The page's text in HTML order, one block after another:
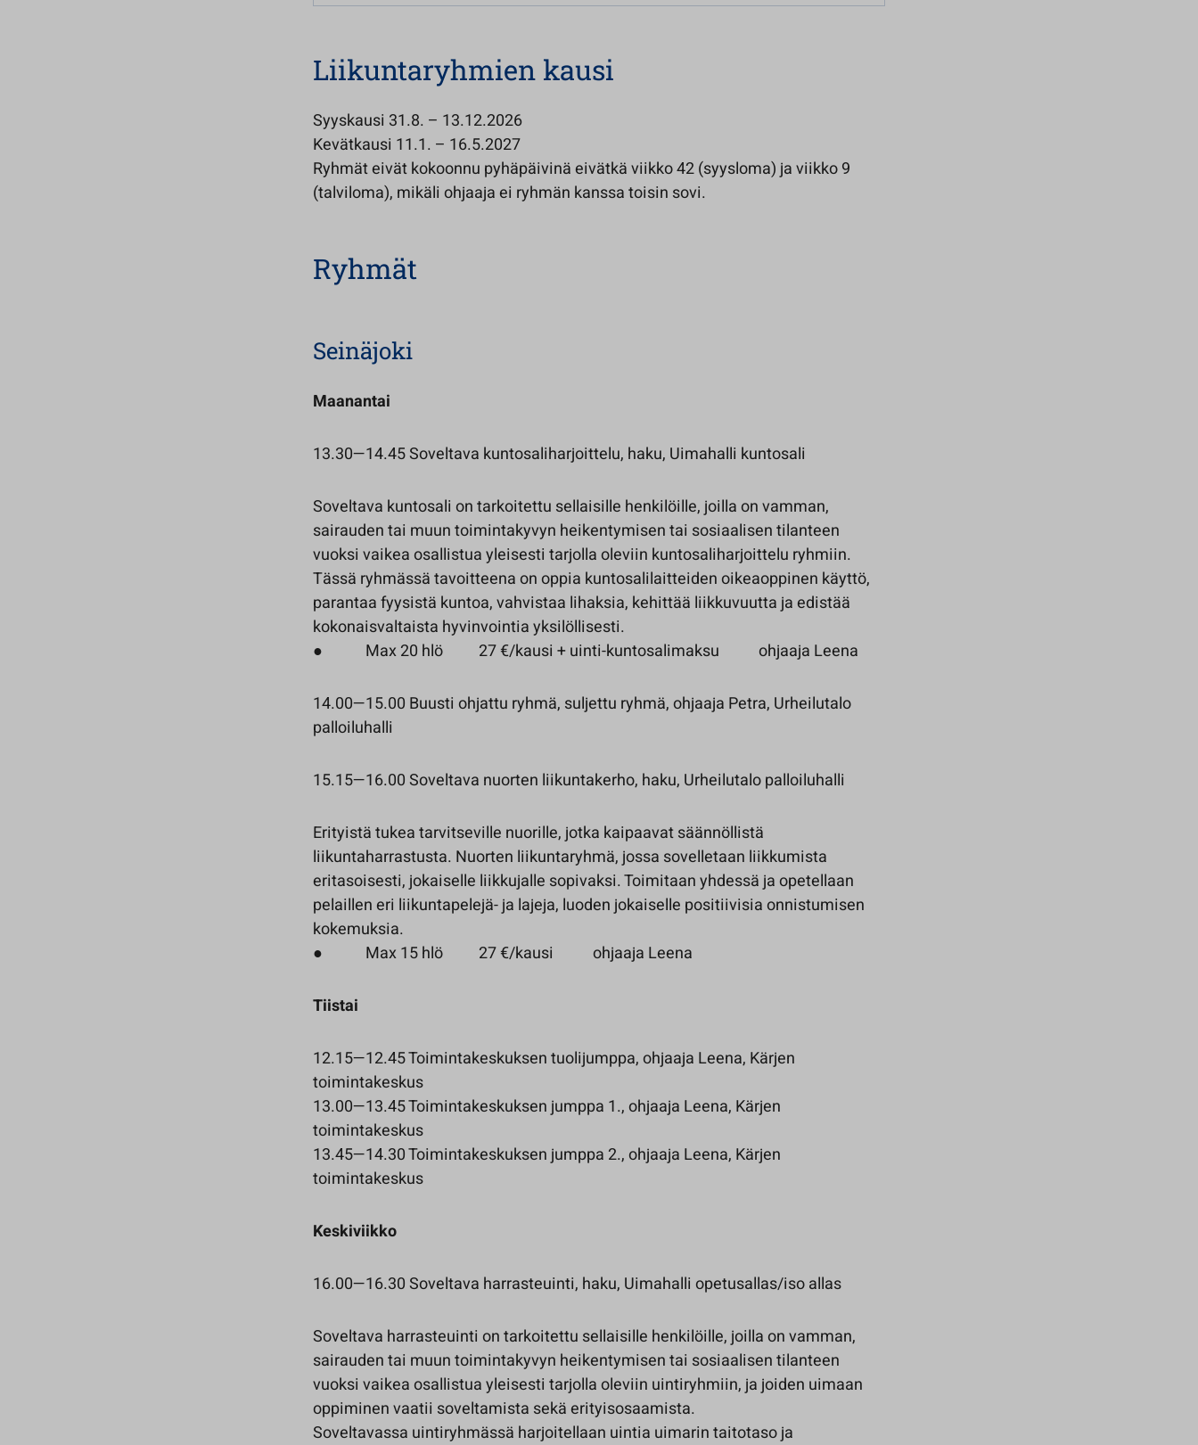
Liikuntaryhmien kausi
Syyskausi 31.8. – 13.12.2026
Kevätkausi 11.1. – 16.5.2027
Ryhmät eivät kokoonnu pyhäpäivinä eivätkä viikko 42 (syysloma) ja viikko 9
(talviloma), mikäli ohjaaja ei ryhmän kanssa toisin sovi.
Ryhmät
Seinäjoki
Maanantai
13.30—14.45 Soveltava kuntosaliharjoittelu, haku, Uimahalli kuntosali
Soveltava kuntosali on tarkoitettu sellaisille henkilöille, joilla on vamman,
sairauden tai muun toimintakyvyn heikentymisen tai sosiaalisen tilanteen
vuoksi vaikea osallistua yleisesti tarjolla oleviin kuntosaliharjoittelu ryhmiin.
Tässä ryhmässä tavoitteena on oppia kuntosalilaitteiden oikeaoppinen käyttö,
parantaa fyysistä kuntoa, vahvistaa lihaksia, kehittää liikkuvuutta ja edistää
kokonaisvaltaista hyvinvointia yksilöllisesti.
● Max 20 hlö 27 €/kausi + uinti-kuntosalimaksu ohjaaja Leena
14.00—15.00 Buusti ohjattu ryhmä, suljettu ryhmä, ohjaaja Petra, Urheilutalo
palloiluhalli
15.15—16.00 Soveltava nuorten liikuntakerho, haku, Urheilutalo palloiluhalli
Erityistä tukea tarvitseville nuorille, jotka kaipaavat säännöllistä
liikuntaharrastusta. Nuorten liikuntaryhmä, jossa sovelletaan liikkumista
eritasoisesti, jokaiselle liikkujalle sopivaksi. Toimitaan yhdessä ja opetellaan
pelaillen eri liikuntapelejä- ja lajeja, luoden jokaiselle positiivisia onnistumisen
kokemuksia.
● Max 15 hlö 27 €/kausi ohjaaja Leena
Tiistai
12.15—12.45 Toimintakeskuksen tuolijumppa, ohjaaja Leena, Kärjen
toimintakeskus
13.00—13.45 Toimintakeskuksen jumppa 1., ohjaaja Leena, Kärjen
toimintakeskus
13.45—14.30 Toimintakeskuksen jumppa 2., ohjaaja Leena, Kärjen
toimintakeskus
Keskiviikko
16.00—16.30 Soveltava harrasteuinti, haku, Uimahalli opetusallas/iso allas
Soveltava harrasteuinti on tarkoitettu sellaisille henkilöille, joilla on vamman,
sairauden tai muun toimintakyvyn heikentymisen tai sosiaalisen tilanteen
vuoksi vaikea osallistua yleisesti tarjolla oleviin uintiryhmiin, ja joiden uimaan
oppiminen vaatii soveltamista sekä erityisosaamista.
Soveltavassa uintiryhmässä harjoitellaan uintia uimarin taitotaso ja